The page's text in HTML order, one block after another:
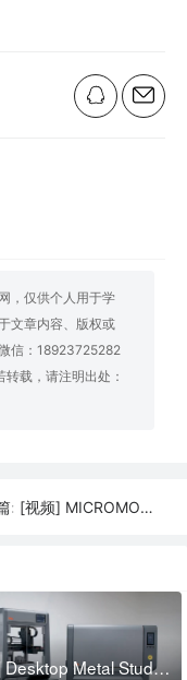
，仅供个人用于学
文章内容、版权或
信：18923725282
载，请注明出处：
: [视频] MICROMOLDER：全自动桌面级台式注塑机
[视频] Desktop Metal Studio System™：简单安全经济高效的金属3D打印系统